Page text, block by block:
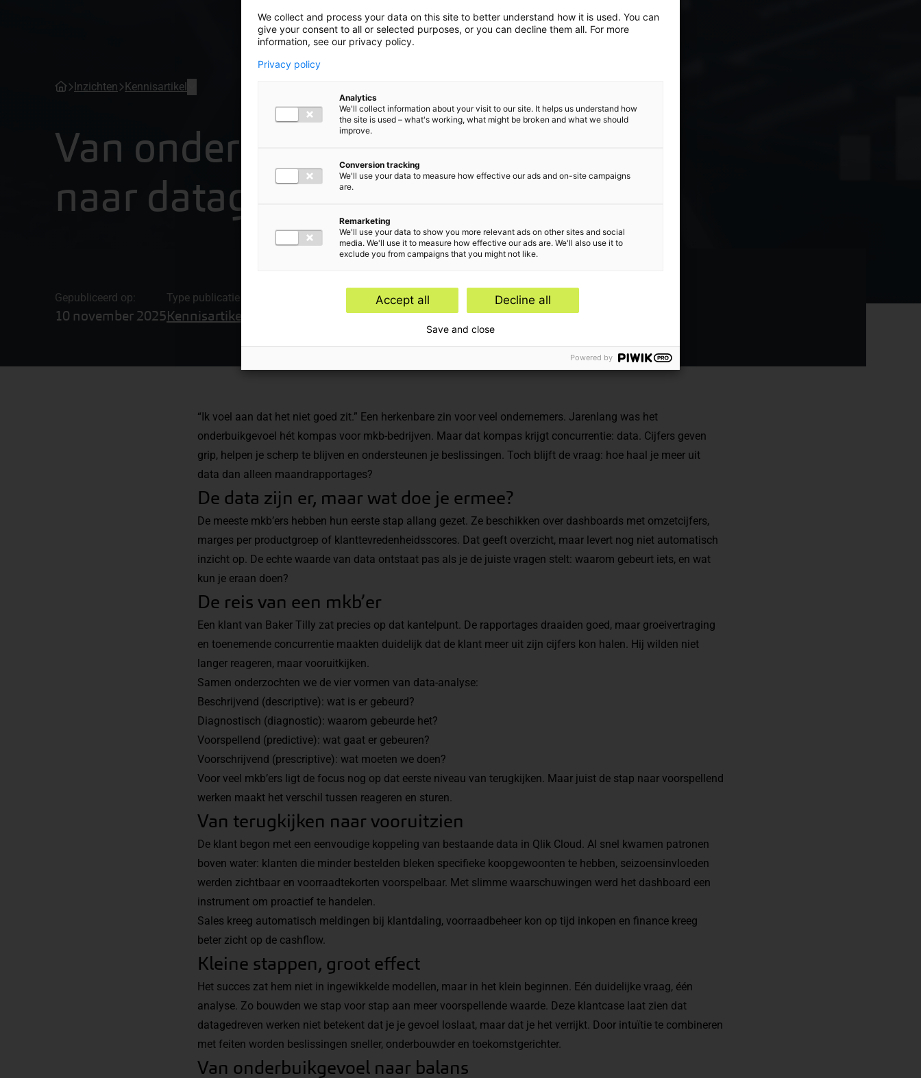
Inzichten Kennisartikel
Van onderbuikgevoel
naar datagedreven
Gepubliceerd op:
10 november 2025
Type publicatie
Kennisartikel
“Ik voel aan dat het niet goed zit.” Een herkenbare zin voor veel ondernemers. Jarenlang was het
onderbuikgevoel hét kompas voor mkb-bedrijven. Maar dat kompas krijgt concurrentie: data. Cijfers geven
grip, helpen je scherp te blijven en ondersteunen je beslissingen. Toch blijft de vraag: hoe haal je meer uit
data dan alleen maandrapportages?
De data zijn er, maar wat doe je ermee?
De meeste mkb’ers hebben hun eerste stap allang gezet. Ze beschikken over dashboards met omzetcijfers,
marges per productgroep of klanttevredenheidsscores. Dat geeft overzicht, maar levert nog niet automatisch
inzicht op. De echte waarde van data ontstaat pas als je de juiste vragen stelt: waarom gebeurt iets, en wat
kun je eraan doen?
De reis van een mkb’er
Een klant van Baker Tilly zat precies op dat kantelpunt. De rapportages draaiden goed, maar groeivertraging
en toenemende concurrentie maakten duidelijk dat de klant meer uit zijn cijfers kon halen. Hij wilden niet
langer reageren, maar vooruitkijken.
Samen onderzochten we de vier vormen van data-analyse:
Beschrijvend (descriptive): wat is er gebeurd?
Diagnostisch (diagnostic): waarom gebeurde het?
Voorspellend (predictive): wat gaat er gebeuren?
Voorschrijvend (prescriptive): wat moeten we doen?
Voor veel mkb’ers ligt de focus nog op dat eerste niveau van terugkijken. Maar juist de stap naar voorspellend
werken maakt het verschil tussen reageren en sturen.
Van terugkijken naar vooruitzien
De klant begon met een eenvoudige koppeling van bestaande data in Qlik Cloud. Al snel kwamen patronen
boven water: klanten die minder bestelden bleken specifieke koopgewoonten te hebben, seizoensinvloeden
werden zichtbaar en voorraadtekorten voorspelbaar. Met slimme waarschuwingen werd het dashboard een
instrument om proactief te handelen.
Sales kreeg automatisch meldingen bij klantdaling, voorraadbeheer kon op tijd inkopen en finance kreeg
beter zicht op de cashflow.
Kleine stappen, groot effect
Het succes zat hem niet in ingewikkelde modellen, maar in het klein beginnen. Eén duidelijke vraag, één
analyse. Zo bouwden we stap voor stap aan meer voorspellende waarde. Deze klantcase laat zien dat
datagedreven werken niet betekent dat je je gevoel loslaat, maar dat je het verrijkt. Door intuïtie te combineren
met feiten worden beslissingen sneller, onderbouwder en toekomstgerichter.
Van onderbuikgevoel naar balans
We collect and process your data on this site to better understand how it is used. You can
give your consent to all or selected purposes, or you can decline them all. For more
information, see our privacy policy.
Privacy policy
Analytics
We'll collect information about your visit to our site. It helps us understand how
the site is used – what's working, what might be broken and what we should
improve.
Conversion tracking
We'll use your data to measure how effective our ads and on-site campaigns
are.
Remarketing
We'll use your data to show you more relevant ads on other sites and social
media. We'll use it to measure how effective our ads are. We'll also use it to
exclude you from campaigns that you might not like.
Accept all Decline all
Save and close
Powered by